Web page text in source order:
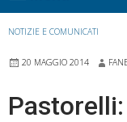
NOTIZIE E COMUNICATI
20 MAGGIO 2014